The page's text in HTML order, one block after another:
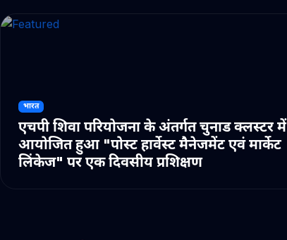
भारत
एचपी शिवा परियोजना के अंतर्गत चुनाड क्लस्टर में
आयोजित हुआ "पोस्ट हार्वेस्ट मैनेजमेंट एवं मार्केट
लिंकेज" पर एक दिवसीय प्रशिक्षण